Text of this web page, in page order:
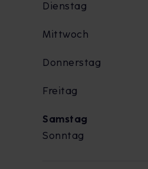
Dienstag
Mittwoch
Donnerstag
Freitag
Samstag
Sonntag